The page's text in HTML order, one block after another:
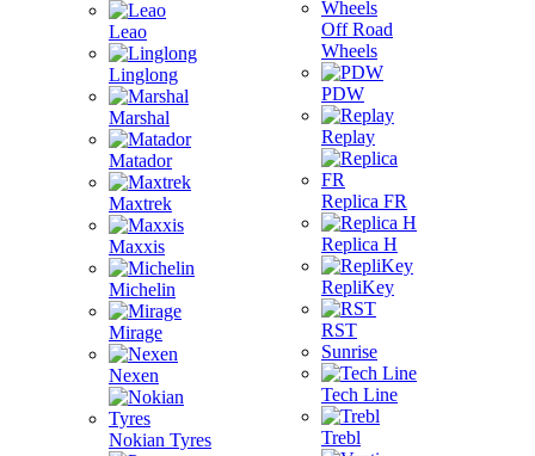
Leao
Linglong
Marshal
Matador
Maxtrek
Maxxis
Michelin
Mirage
Nexen
Nokian Tyres
Off Road
Wheels
PDW
Replay
Replica FR
Replica H
RepliKey
RST
Sunrise
Tech Line
Trebl